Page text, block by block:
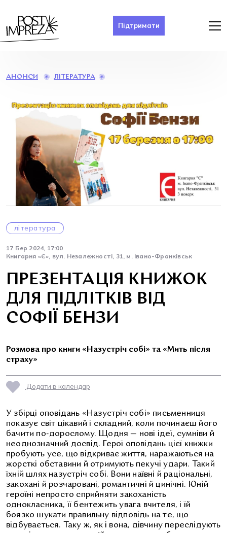
Підтримати
АНОНСИ ЛІТЕРАТУРА
ПІДЛІТКІВ
ВІД
СОФІЇ
БЕНЗИ
література
17 Бер 2024, 17:00
Книгарня «Є», вул. Незалежності, 31, м. Івано-Франківськ
ПРЕЗЕНТАЦІЯ КНИЖОК
ДЛЯ ПІДЛІТКІВ ВІД
СОФІЇ БЕНЗИ
Розмова про книги «Назустріч собі» та «Мить після
страху»
Додати в календар
У збірці оповідань «Назустріч собі» письменниця
показує світ цікавий і складний, коли починаєш його
бачити по-дорослому. Щодня — нові ідеї, сумніви й
неоднозначний досвід. Герої оповідань цієї книжки
пробують усе, що відкриває життя, наражаються на
жорсткі обставини й отримують пекучі удари. Такий
їхній шлях назустріч собі. Вони наївні й раціональні,
закохані й розчаровані, романтичні й цинічні. Юній
героїні непросто сприйняти закоханість
однокласника, її бентежить увага вчителя, і їй
боязко шукати правильну відповідь на те, що
відбувається. Таку ж, як і вона, дівчину переслідують